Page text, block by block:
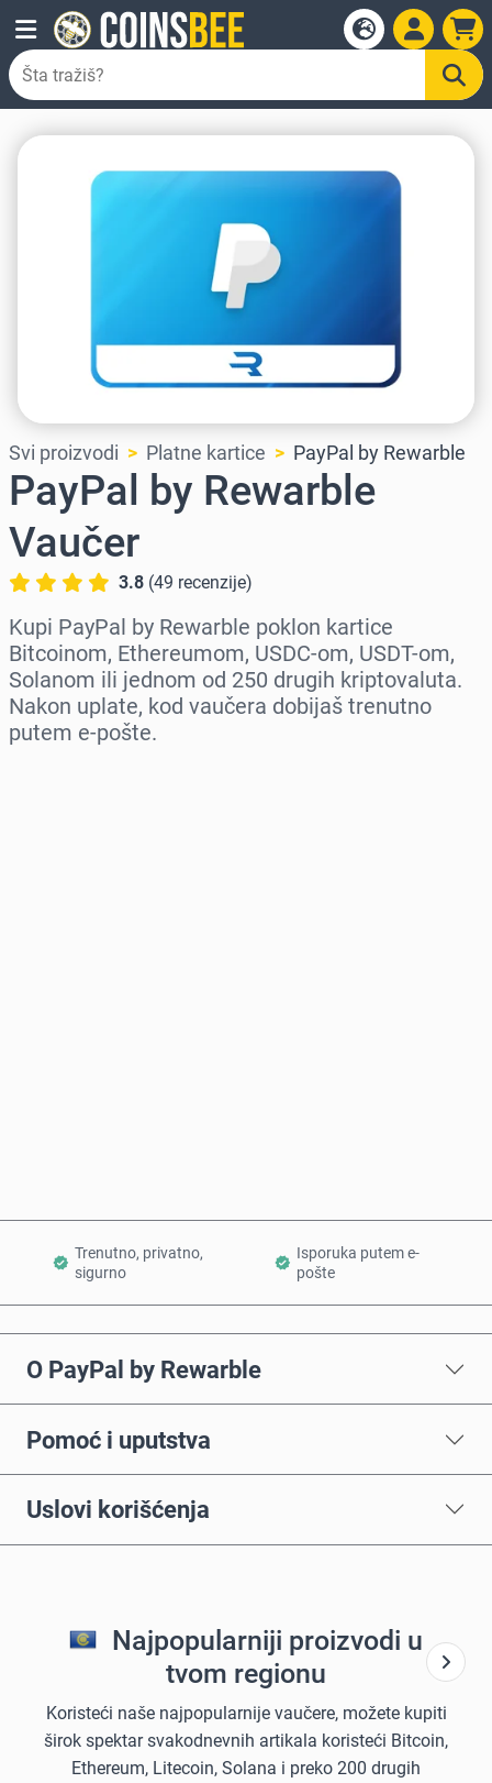
Svi proizvodi Platne kartice PayPal by Rewarble
PayPal by Rewarble
Vaučer
3.8 (49 recenzije)
Kupi PayPal by Rewarble poklon kartice
Bitcoinom, Ethereumom, USDC-om, USDT-om,
Solanom ili jednom od 250 drugih kriptovaluta.
Nakon uplate, kod vaučera dobijaš trenutno
putem e-pošte.
Trenutno, privatno,
sigurno
Isporuka putem e-
pošte
O PayPal by Rewarble
Pomoć i uputstva
Uslovi korišćenja
Najpopularniji proizvodi u
tvom regionu
Koristeći naše najpopularnije vaučere, možete kupiti
širok spektar svakodnevnih artikala koristeći Bitcoin,
Ethereum, Litecoin, Solana i preko 200 drugih